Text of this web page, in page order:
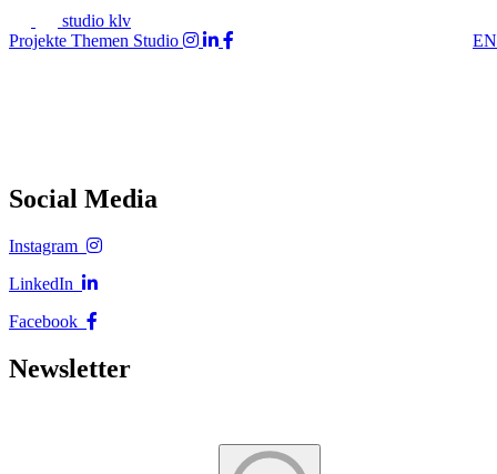
studio klv
Projekte Themen Studio EN
Social Media
Instagram
LinkedIn
Facebook
Newsletter